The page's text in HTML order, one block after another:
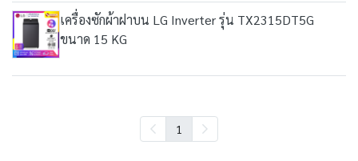
เครื่องซักผ้าฝาบน LG Inverter รุ่น TX2315DT5G
ขนาด 15 KG
1